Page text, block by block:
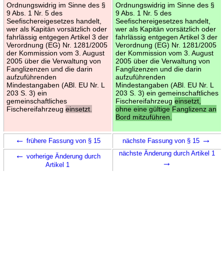
Ordnungswidrig im Sinne des §
9 Abs. 1 Nr. 5 des
Seefischereigesetzes handelt,
wer als Kapitän vorsätzlich oder
fahrlässig entgegen Artikel 3 der
Verordnung (EG) Nr. 1281/2005
der Kommission vom 3. August
2005 über die Verwaltung von
Fanglizenzen und die darin
aufzuführenden
Mindestangaben (ABl. EU Nr. L
203 S. 3) ein
gemeinschaftliches
Fischereifahrzeug einsetzt.
Ordnungswidrig im Sinne des §
9 Abs. 1 Nr. 5 des
Seefischereigesetzes handelt,
wer als Kapitän vorsätzlich oder
fahrlässig entgegen Artikel 3 der
Verordnung (EG) Nr. 1281/2005
der Kommission vom 3. August
2005 über die Verwaltung von
Fanglizenzen und die darin
aufzuführenden
Mindestangaben (ABl. EU Nr. L
203 S. 3) ein gemeinschaftliches
Fischereifahrzeug einsetzt,
ohne eine gültige Fanglizenz an
Bord mitzuführen.
← frühere Fassung von § 15 nächste Fassung von § 15 →
← vorherige Änderung durch
Artikel 1
nächste Änderung durch Artikel 1
→